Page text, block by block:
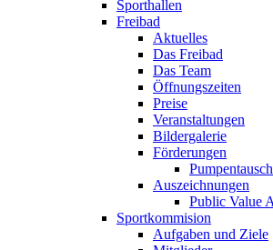
Sporthallen
Freibad
Aktuelles
Das Freibad
Das Team
Öffnungszeiten
Preise
Veranstaltungen
Bildergalerie
Förderungen
Pumpentausch
Auszeichnungen
Public Value
Sportkommision
Aufgaben und Ziele